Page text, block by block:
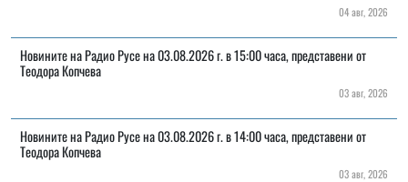
04 авг, 2026
Новините на Радио Русе на 03.08.2026 г. в 15:00 часа, представени от
Теодора Копчева
03 авг, 2026
Новините на Радио Русе на 03.08.2026 г. в 14:00 часа, представени от
Теодора Копчева
03 авг, 2026